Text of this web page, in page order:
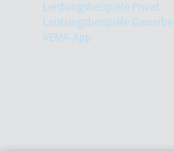
Leistungsbeispiele Privat
Leistungsbeispiele Gewerbe
VEMA-App